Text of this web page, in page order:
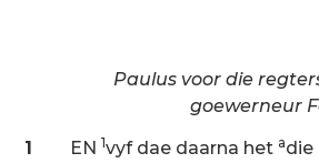
Paulus voor die
goewerneur
1 EN 1vyf dae daarna het adie